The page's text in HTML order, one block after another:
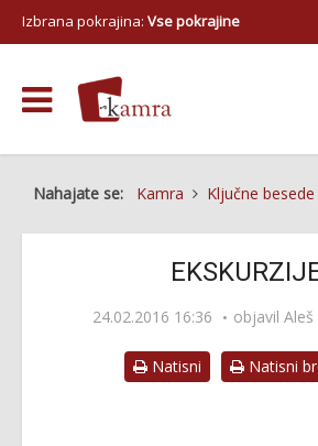
Izbrana pokrajina: Vse pokrajine
Nahajate se: Kamra Ključne besede
24.02.2016 16:36 objavil
Natisni Natisni